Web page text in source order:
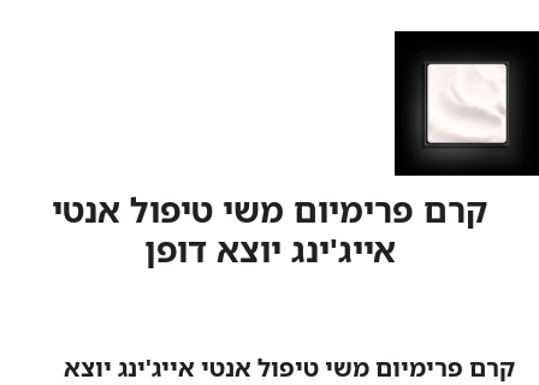
קרם פרימיום משי טיפול אנטי
אייג'ינג יוצא דופן
קרם פרימיום משי טיפול אנטי אייג'ינג יוצא